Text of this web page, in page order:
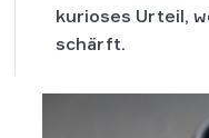
kurioses Urteil,
schärft.